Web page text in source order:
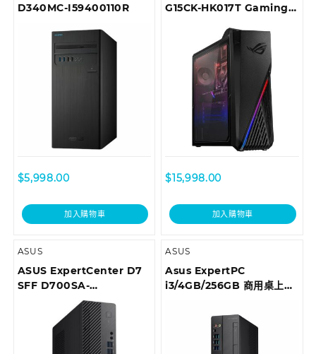
D340MC-I59400110R
$5,998.00
加入購物車
G15CK-HK017T Gaming
$15,998.00
加入購物車
ASUS
ASUS ExpertCenter D7
SFF D700SA-
710700018T Desktop
ASUS
Asus ExpertPC
i3/4GB/256GB 商用桌上型
I39100013T